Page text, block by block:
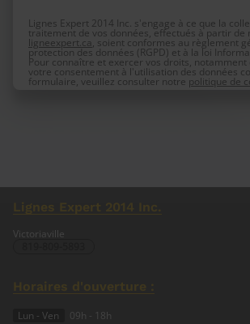
Lignes Expert 2014 Inc. s'engage à ce que la
traitement de vos données, effectués à partir de
ligneexpert.ca, soient conformes au règlement
protection des données (RGPD) et à la loi
Pour connaître et exercer vos droits,
votre consentement à l'utilisation des données
formulaire, veuillez consulter notre politique de
Lignes Expert 2014 Inc.
Victoriaville
Horaires d'ouverture :
Lun - Ven
09h - 18h